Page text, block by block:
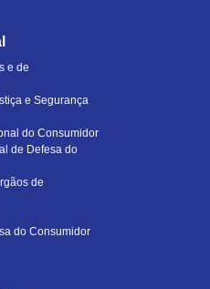
e de
e Segurança
do Consumidor
de Defesa do
de
do Consumidor